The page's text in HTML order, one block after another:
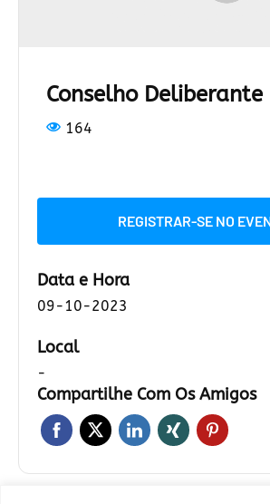
Conselho Deliberante
164
REGISTRAR-SE NO
Data e Hora
09-10-2023
Local
-
Compartilhe Com Os Amigos